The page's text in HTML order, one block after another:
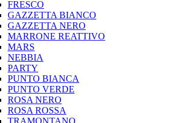
FRESCO
GAZZETTA BIANCO
GAZZETTA NERO
MARRONE REATTIVO
MARS
NEBBIA
PARTY
PUNTO BIANCA
PUNTO VERDE
ROSA NERO
ROSA ROSSA
TRAMONTANO